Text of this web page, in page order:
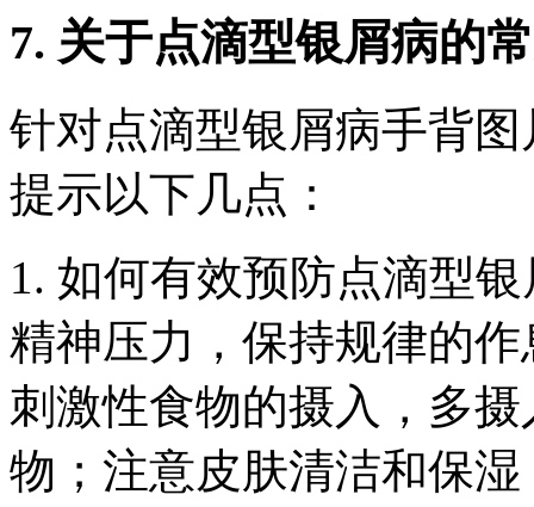
7. 关于点滴型银屑病的
针对点滴型银屑病手背
提示以下几点：
1. 如何有效预防点滴型
精神压力，保持规律的
刺激性食物的摄入，多
物；注意皮肤清洁和保